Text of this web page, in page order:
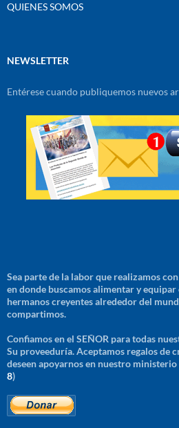
QUIENES SOMOS
NEWSLETTER
Entérese cuando publiquemos nuevos
Sea parte de la labor que realizamos
en donde buscamos alimentar y
hermanos creyentes alrededor del
compartimos.
Confiamos en el SEÑOR para todas
Su proveeduría. Aceptamos regalos de
deseen apoyarnos en nuestro ministerio
8)